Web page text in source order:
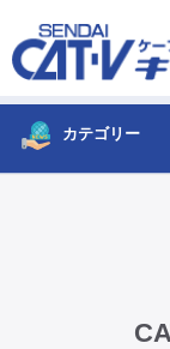
カテゴリー
お申し
ご検討中